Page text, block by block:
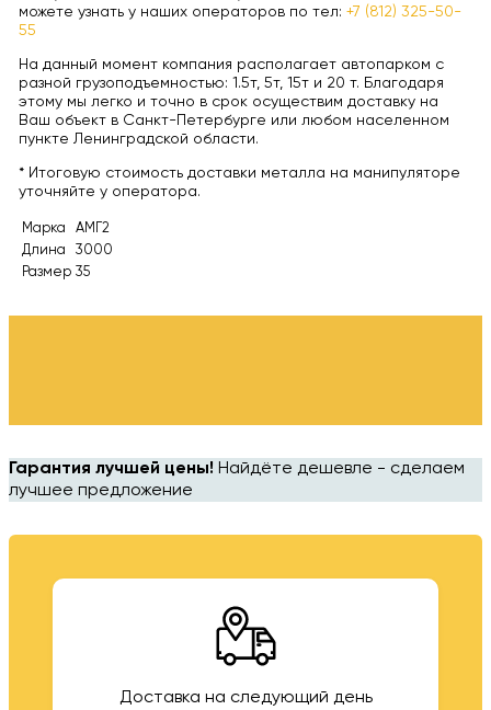
можете узнать у наших операторов по тел: +7 (812) 325-50-
55
На данный момент компания располагает автопарком с
разной грузоподъемностью: 1.5т, 5т, 15т и 20 т. Благодаря
этому мы легко и точно в срок осуществим доставку на
Ваш объект в Санкт-Петербурге или любом населенном
пункте Ленинградской области.
* Итоговую стоимость доставки металла на манипуляторе
уточняйте у оператора.
Марка
АМГ2
Длина
3000
Размер 35
Гарантия лучшей цены! Найдёте дешевле - сделаем
лучшее предложение
Доставка на следующий день